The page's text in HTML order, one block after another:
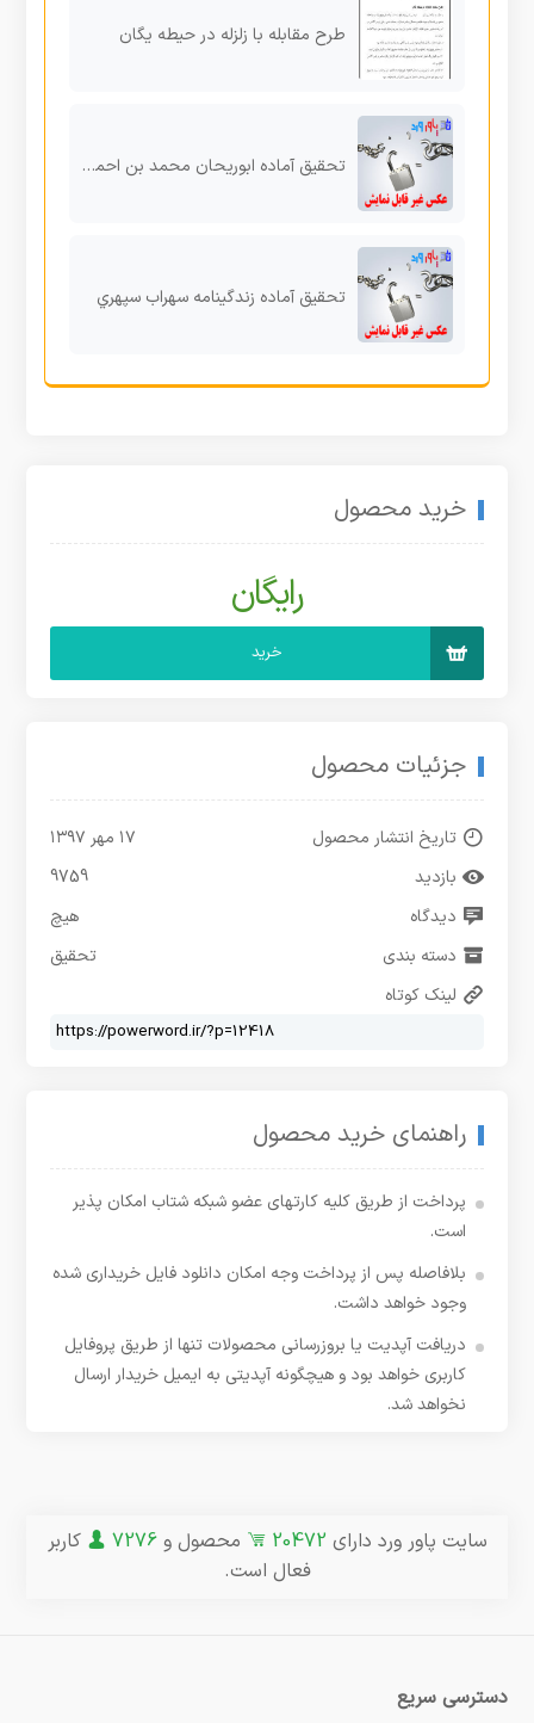
طرح مقابله با زلزله در حیطه یگان
تحقیق آماده ابوریحان محمد بن احمد بیرونی
تحقیق آماده زندگینامه سهراب سپهري
خرید محصول
رایگان
خرید
جزئیات محصول
تاریخ انتشار محصول
۱۷ مهر ۱۳۹۷
بازدید
9759
دیدگاه
هیچ
دسته بندی
تحقیق
لینک کوتاه
راهنمای خرید محصول
پرداخت از طریق کلیه کارتهای عضو شبکه شتاب امکان پذیر
است.
بلافاصله پس از پرداخت وجه امکان دانلود فایل خریداری شده
وجود خواهد داشت.
دریافت آپدیت یا بروزرسانی محصولات تنها از طریق پروفایل
کاربری خواهد بود و هیچگونه آپدیتی به ایمیل خریدار ارسال
نخواهد شد.
سایت پاور ورد دارای 20472 محصول و7276
کاربر
فعال است.
دسترسی سریع